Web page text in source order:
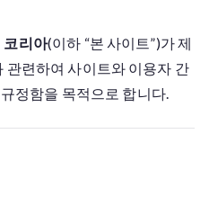
코리아(이하 “본 사이트”)가 제
관련하여 사이트와 이용자 간
정함을 목적으로 합니다.